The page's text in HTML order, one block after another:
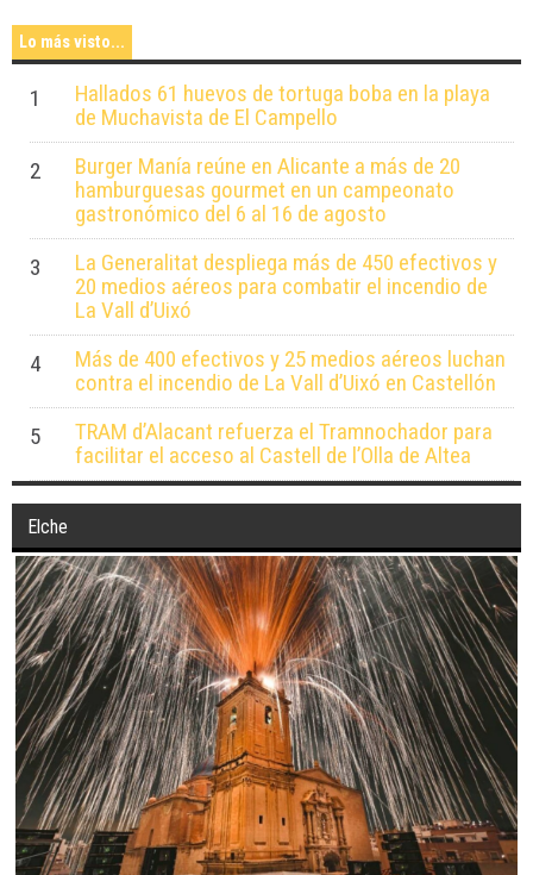
Lo más visto...
1
Hallados 61 huevos de tortuga boba en la playa
de Muchavista de El Campello
2
Burger Manía reúne en Alicante a más de 20
hamburguesas gourmet en un campeonato
gastronómico del 6 al 16 de agosto
3
La Generalitat despliega más de 450 efectivos y
20 medios aéreos para combatir el incendio de
La Vall d’Uixó
4
Más de 400 efectivos y 25 medios aéreos luchan
contra el incendio de La Vall d’Uixó en Castellón
5
TRAM d’Alacant refuerza el Tramnochador para
facilitar el acceso al Castell de l’Olla de Altea
Elche